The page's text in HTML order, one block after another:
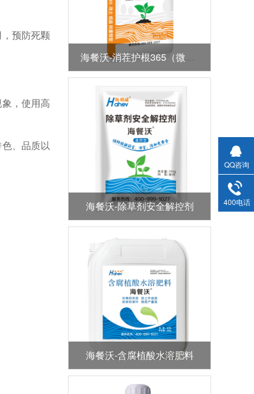
预防死颗
，使用高
、品质以
海餐沃-消茬护根365（微生物菌剂）
海餐沃-除草剂安全解控剂
海餐沃-含腐植酸水溶肥料
QQ咨询
400电话